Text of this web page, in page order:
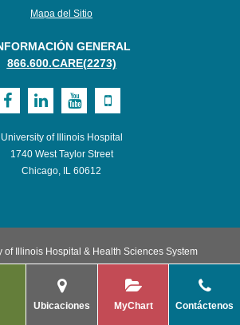
Mapa del Sitio
GENERAL
866.600.CARE(2273)
Visit
Health
on
Visit
Health
on
Visit
Health
on
Visit
Health
University of Illinois Hospital
1740 West Taylor Street
Chicago, IL 60612
of Illinois Hospital & Health Sciences System
Ubicaciones MyChart Contáctenos